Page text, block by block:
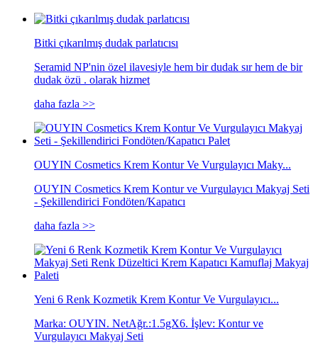
Bitki çıkarılmış dudak parlatıcısı
Seramid NP'nin özel ilavesiyle hem bir dudak sır hem de bir
dudak özü . olarak hizmet
daha fazla >>
OUYIN Cosmetics Krem Kontur Ve Vurgulayıcı Maky...
OUYIN Cosmetics Krem Kontur ve Vurgulayıcı Makyaj Seti
- Şekillendirici Fondöten/Kapatıcı
daha fazla >>
Yeni 6 Renk Kozmetik Krem Kontur Ve Vurgulayıcı...
Marka: OUYIN. NetAğr.:1.5gX6. İşlev: Kontur ve
Vurgulayıcı Makyaj Seti